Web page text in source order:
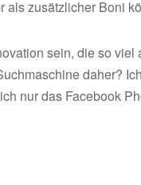
als zusätzlicher Boni
sein, die so
daher?
nur das Facebook